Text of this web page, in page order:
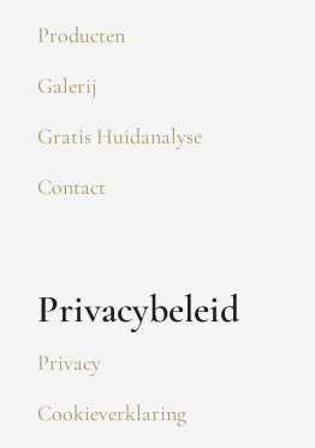
Producten
Galerij
Gratis Huidanalyse
Contact
Privacybeleid
Privacy
Cookieverklaring